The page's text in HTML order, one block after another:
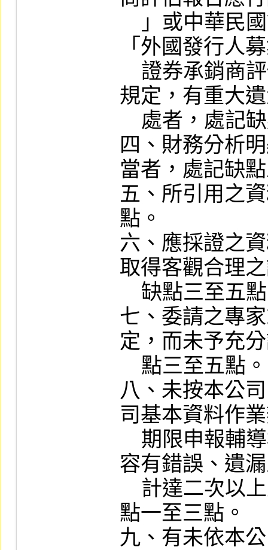
「外國發行人
規定，有重大
四、財務分析
當者，處記缺
五、所引用之
點。
六、應採證之
取得客觀合理
七、委請之專
定，而未予充
八、未按本公
司基本資料作
容有錯誤、遺
點一至三點。
九、有未依本